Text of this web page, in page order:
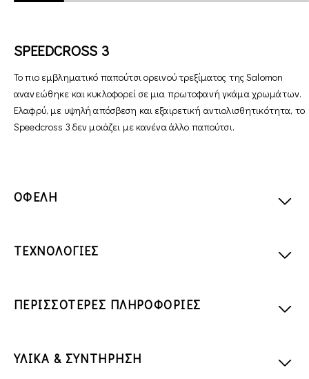
SPEEDCROSS 3
Το πιο εμβληματικό παπούτσι ορεινού τρεξίματος της Salomon
ανανεώθηκε και κυκλοφορεί σε μια πρωτοφανή γκάμα χρωμάτων.
Ελαφρύ, με υψηλή απόσβεση και εξαιρετική αντιολισθητικότητα, το
Speedcross 3 δεν μοιάζει με κανένα άλλο παπούτσι.
ΟΦΕΛΗ
ΤΕΧΝΟΛΟΓΙΕΣ
ΠΕΡΙΣΣΟΤΕΡΕΣ ΠΛΗΡΟΦΟΡΙΕΣ
ΥΛΙΚΑ & ΣΥΝΤΗΡΗΣΗ